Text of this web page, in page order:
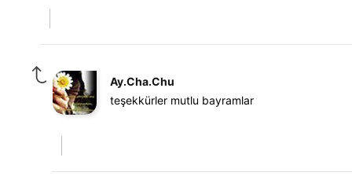
Ay.Cha.Chu
teşekkürler mutlu bayramlar